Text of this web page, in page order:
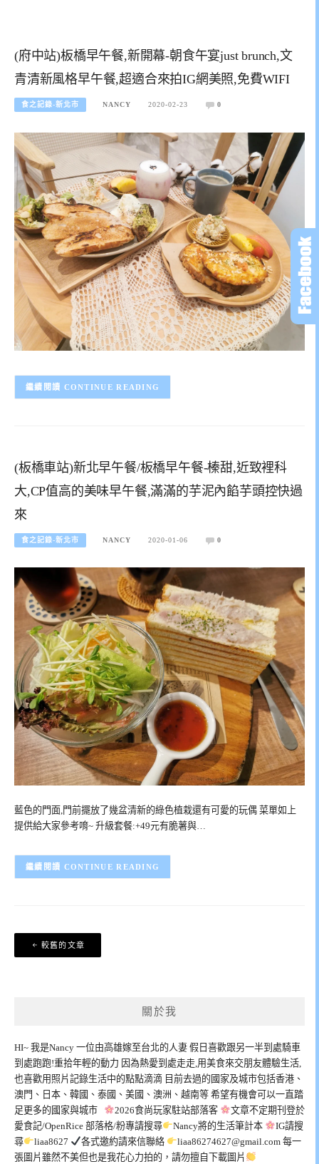
(府中站)板橋早午餐,新開幕-朝食午宴just brunch,文
青清新風格早午餐,超適合來拍IG網美照,免費WIFI
食之記錄-新北市 NANCY 2020-02-23 0
CONTINUE READING
(板橋車站)新北早午餐/板橋早午餐-榛甜,近致裡科
大,CP值高的美味早午餐,滿滿的芋泥內餡芋頭控快過
來
食之記錄-新北市 NANCY 2020-01-06 0
藍色的門面,門前擺放了幾盆清新的綠色植栽還有可愛的玩偶 菜單如上
提供給大家參考唷~ 升級套餐:+49元有脆薯與…
CONTINUE READING
文
章
較舊的文章
關於我
HI~ 我是Nancy 一位由高雄嫁至台北的人妻 假日喜歡跟另一半到處騎車
到處跑跑!重拾年輕的動力 因為熱愛到處走走,用美食來交朋友體驗生活,
也喜歡用照片記錄生活中的點點滴滴 目前去過的國家及城市包括香港、
澳門、日本、韓國、泰國、美國、澳洲、越南等 希望有機會可以一直踏
足更多的國家與城市
2026食尚玩家駐站部落客
文章不定期刊登於
愛食記/OpenRice 部落格/粉專請搜尋
Nancy將的生活筆計本
IG請搜
尋
liaa8627 各式邀約請來信聯絡 liaa86274627@gmail.com每一
張圖片雖然不美但也是我花心力拍的，請勿擅自下載圖片